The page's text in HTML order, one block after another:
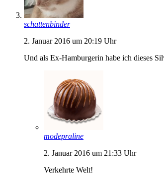
schattenbinder
2. Januar 2016 um 20:19 Uhr
Und als Ex-Hamburgerin habe ich dieses
modepraline
2. Januar 2016 um 21:33 Uhr
Verkehrte Welt!